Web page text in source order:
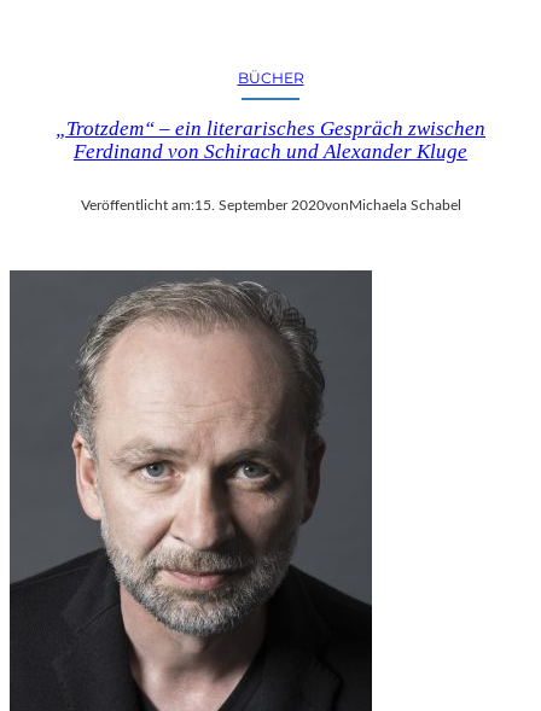
BÜCHER
„Trotzdem“ – ein literarisches Gespräch zwischen
Ferdinand von Schirach und Alexander Kluge
Veröffentlicht am:15. September 2020vonMichaela Schabel